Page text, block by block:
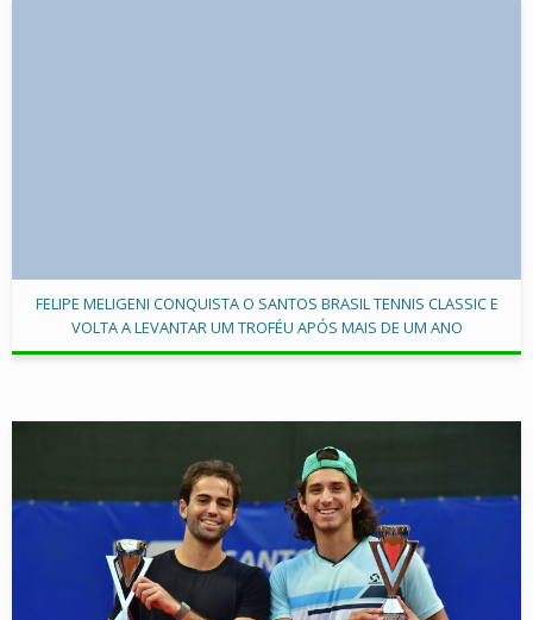
FELIPE MELIGENI CONQUISTA O SANTOS BRASIL TENNIS CLASSIC E
VOLTA A LEVANTAR UM TROFÉU APÓS MAIS DE UM ANO